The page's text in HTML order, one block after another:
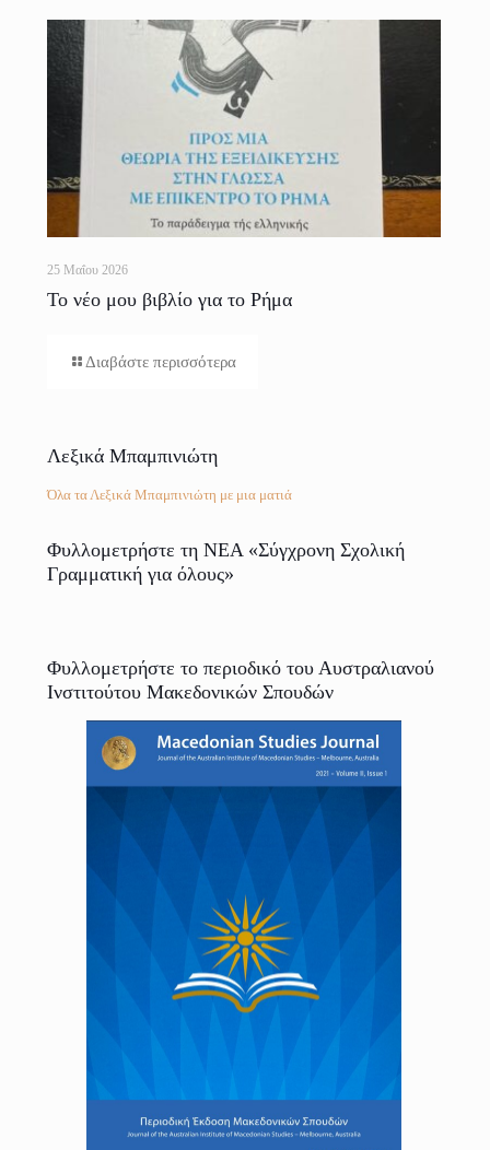
25 Μαΐου 2026
Το νέο μου βιβλίο για το Ρήμα
Διαβάστε περισσότερα
Λεξικά Μπαμπινιώτη
Όλα τα Λεξικά Μπαμπινιώτη με μια ματιά
Φυλλομετρήστε τη ΝΕΑ «Σύγχρονη Σχολική
Γραμματική για όλους»
Φυλλομετρήστε το περιοδικό του Αυστραλιανού
Ινστιτούτου Μακεδονικών Σπουδών